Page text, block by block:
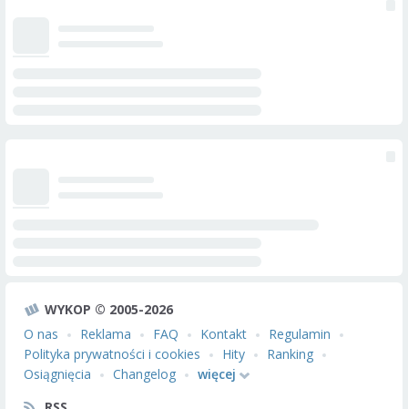
WYKOP © 2005-2026
O nas
Reklama FAQ Kontakt
Regulamin
Polityka prywatności i cookies
Hity
Ranking
Osiągnięcia
Changelog
więcej